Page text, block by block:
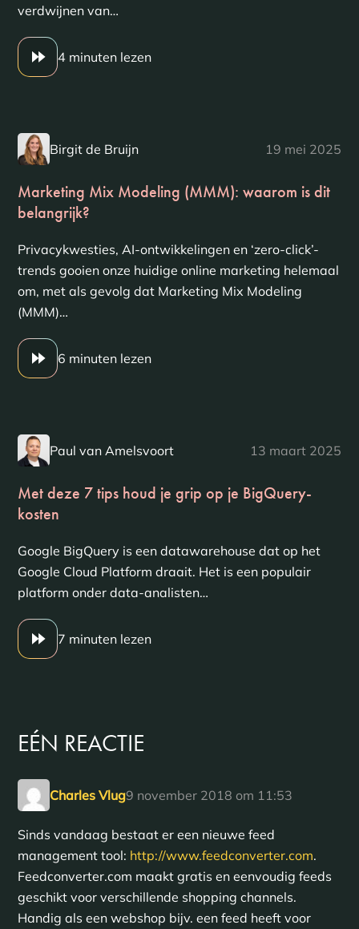
verdwijnen van…
4 minuten lezen
Birgit de Bruijn 19 mei 2025
Marketing Mix Modeling (MMM): waarom is dit
belangrijk?
Privacykwesties, AI-ontwikkelingen en ‘zero-click’-
trends gooien onze huidige online marketing helemaal
om, met als gevolg dat Marketing Mix Modeling
(MMM)…
6 minuten lezen
Paul van Amelsvoort 13 maart 2025
Met deze 7 tips houd je grip op je BigQuery-
kosten
Google BigQuery is een datawarehouse dat op het
Google Cloud Platform draait. Het is een populair
platform onder data-analisten…
7 minuten lezen
EÉN REACTIE
Charles Vlug9 november 2018 om 11:53
Sinds vandaag bestaat er een nieuwe feed
management tool: http://www.feedconverter.com.
Feedconverter.com maakt gratis en eenvoudig feeds
geschikt voor verschillende shopping channels.
Handig als een webshop bijv. een feed heeft voor